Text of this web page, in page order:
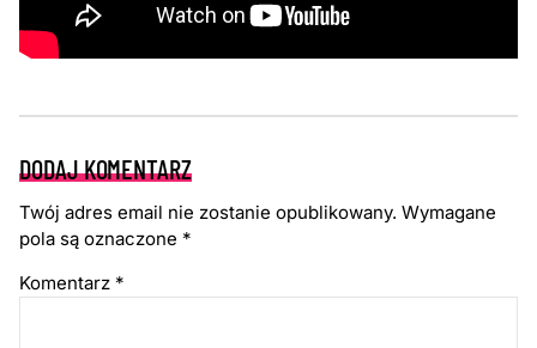
DODAJ KOMENTARZ
Twój adres email nie zostanie opublikowany. Wymagane
pola są oznaczone *
Komentarz *